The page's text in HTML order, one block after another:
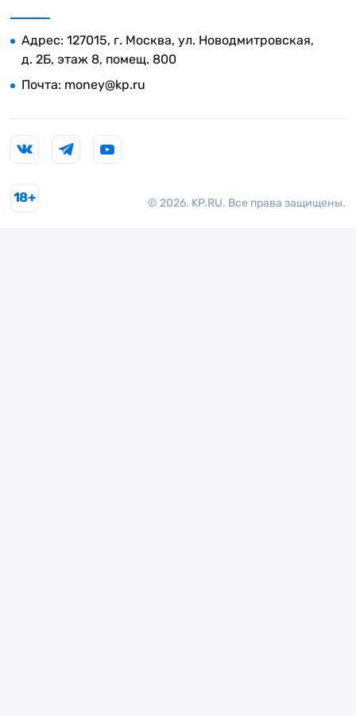
Адрес: 127015, г. Москва, ул. Новодмитровская,
д. 2Б, этаж 8, помещ. 800
Почта: money@kp.ru
© 2026. KP.RU. Все права защищены.
18+